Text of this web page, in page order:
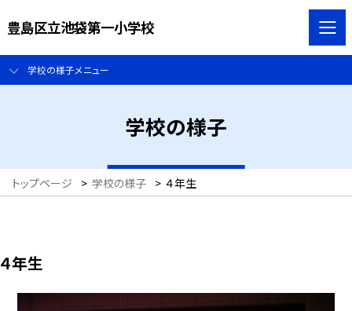
豊島区立池袋第一小学校
学校の様子メニュー
学校の様子
トップページ > 学校の様子 > ４年生
４年生